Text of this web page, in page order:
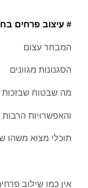
# עיצוב פרחים
המבחר עצום
הסגנונות מגוונים
מה שבטוח שבזכות
והאפשרויות הרבות
תוכלי מצוא
אין כמו שילוב